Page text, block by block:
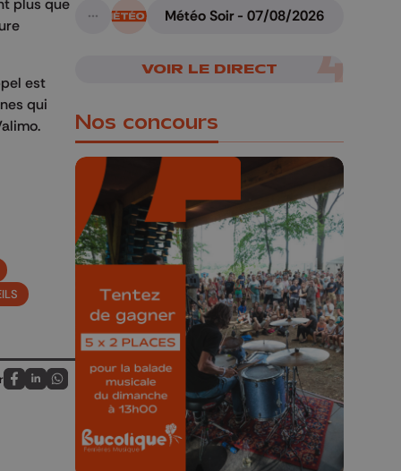
plus que
est
qui
Partagez sur FaceBook
Partagez sur LinkedIn
Partagez sur Whatsapp
A suivre
Météo Soir - 07/08/2026
VOIR LE DIRECT
Nos concours
🎁 Gagnez 5x2
places pour le
Bucolique Ferrières
Festival 🌿🎶
Concours valable jusqu'au 9 août,
23h59.